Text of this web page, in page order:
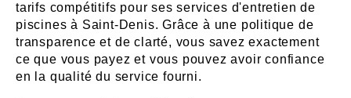
tarifs compétitifs pour ses services d'entretien de
piscines à Saint-Denis. Grâce à une politique de
transparence et de clarté, vous savez exactement
ce que vous payez et vous pouvez avoir confiance
en la qualité du service fourni.